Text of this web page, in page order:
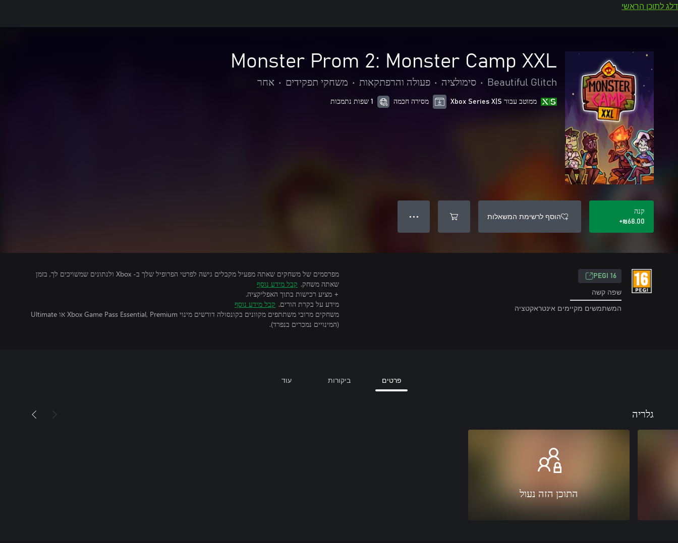
דלג לתוכן הראשי
Monster Prom 2: Monster Camp XXL
Beautiful Glitch
• סימולציה • פעולה והרפתקאות • משחקי תפקידים • אחר
ממוטב עבור Xbox Series X|S מסירה חכמה 1 שפות נתמכות
קנה
‪₪‎68.00‬+
הוסף לרשימת המשאלות ● ● ●
‎PEGI 16‎
שפה קשה
המשתמשים מקיימים אינטראקטציה
מפרסמים של משחקים שאתה מפעיל מקבלים גישה לפרטי הפרופיל שלך ב- Xbox ולנתונים שמשויכים לך, בזמן
שאתה משחק. קבל מידע נוסף
+ מציע רכישות בתוך האפליקציה.
מידע על בקרת הורים. קבל מידע נוסף
משחקים מרובי משתתפים מקוונים בקונסולה דורשים מינוי Xbox Game Pass Essential, Premium או Ultimate
(המינויים נמכרים בנפרד).
פרטים ביקורות עוד
גלריה
התוכן הזה נעול